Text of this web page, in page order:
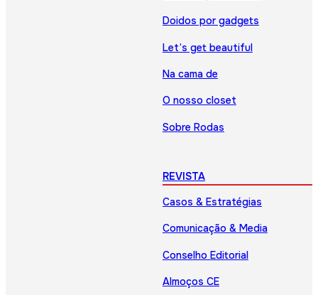
Doidos por gadgets
Let’s get beautiful
Na cama de
O nosso closet
Sobre Rodas
REVISTA
Casos & Estratégias
Comunicação & Media
Conselho Editorial
Almoços CE